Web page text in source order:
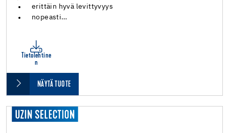
erittäin hyvä levittyvyys
nopeasti…
Tietolehtine
n
NÄYTÄ TUOTE